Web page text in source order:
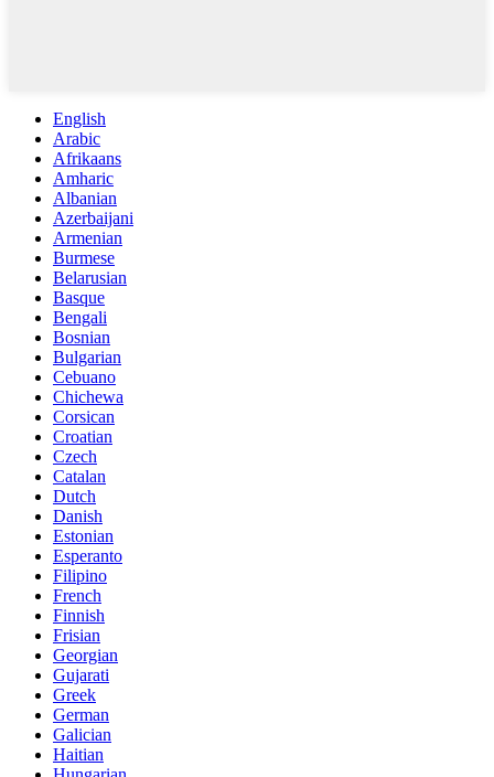
English
Arabic
Afrikaans
Amharic
Albanian
Azerbaijani
Armenian
Burmese
Belarusian
Basque
Bengali
Bosnian
Bulgarian
Cebuano
Chichewa
Corsican
Croatian
Czech
Catalan
Dutch
Danish
Estonian
Esperanto
Filipino
French
Finnish
Frisian
Georgian
Gujarati
Greek
German
Galician
Haitian